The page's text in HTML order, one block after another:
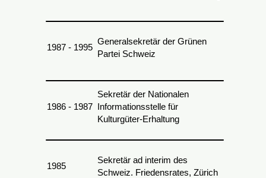
1987 - 1995
Generalsekretär der Grünen
Partei Schweiz
1986 - 1987
Sekretär der Nationalen
Informationsstelle für
Kulturgüter-Erhaltung
1985
Sekretär ad interim des
Schweiz. Friedensrates, Zürich